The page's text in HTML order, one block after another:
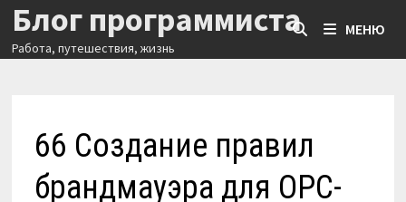
Перейти
содержимому
Блог программиста
Работа, путешествия, жизнь
МЕНЮ
66 Создание правил
брандмауэра для OPC-